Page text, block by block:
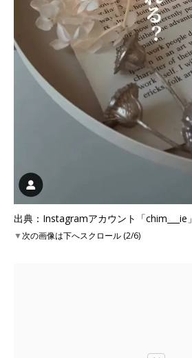
出典：Instagramアカウント「chim___ie」
▼次の画像は下へスクロール (2/6)